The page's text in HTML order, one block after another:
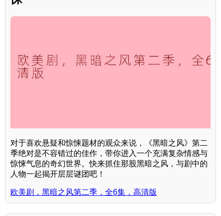
对于喜欢悬疑和惊悚题材的观众来说，《黑暗之风》第二
季绝对是不容错过的佳作，带你进入一个充满复杂情感与
惊悚气息的奇幻世界。快来抓住那股黑暗之风，与剧中的
人物一起揭开层层谜团吧！
欧美剧，黑暗之风第二季，全6集，高清版